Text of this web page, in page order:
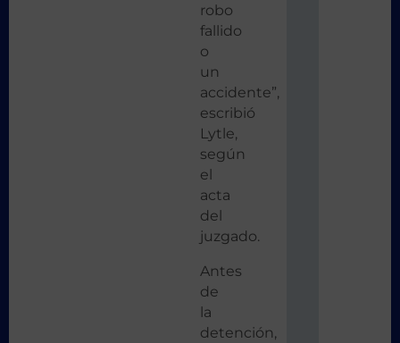
robo
fallido
o
un
accidente”,
escribió
Lytle,
según
el
acta
del
juzgado.
Antes
de
la
detención,